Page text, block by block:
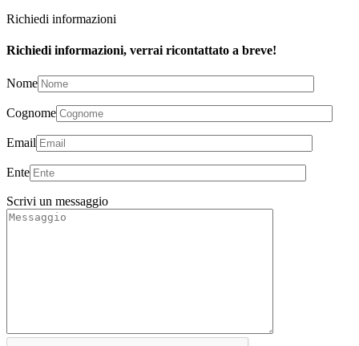
Richiedi informazioni
Richiedi informazioni, verrai ricontattato a breve!
Nome
Cognome
Email
Ente
Scrivi un messaggio